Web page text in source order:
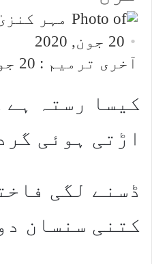
20 جون, 2020
آخری ترمیم : 20 جون, 2020
کیسا رستہ ہے
اڑتی ہوئی
ڈسنے لگی
کتنی سنسان